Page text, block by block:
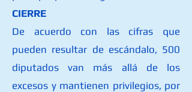
CIERRE
De acuerdo con las cifras que
pueden resultar de escándalo, 500
diputados van más allá de los
excesos y mantienen privilegios, por